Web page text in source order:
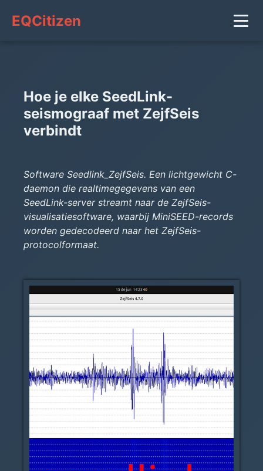
EQCitizen
Hoe je elke SeedLink-
seismograaf met ZejfSeis
verbindt
Software Seedlink_ZejfSeis. Een lichtgewicht C-
daemon die realtimegegevens van een
SeedLink-server streamt naar de ZejfSeis-
visualisatiesoftware, waarbij MiniSEED-records
worden gedecodeerd naar het ZejfSeis-
protocolformaat.